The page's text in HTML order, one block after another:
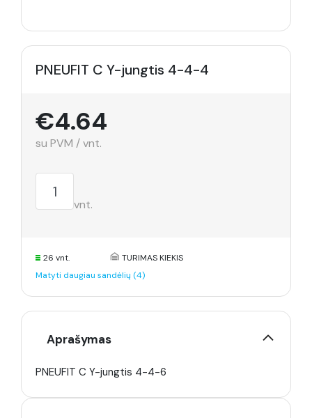
PNEUFIT C Y-jungtis 4-4-4
€4.64
su PVM / vnt.
vnt.
26 vnt.
TURIMAS KIEKIS
Matyti daugiau sandėlių (4)
Aprašymas
PNEUFIT C Y-jungtis 4-4-6